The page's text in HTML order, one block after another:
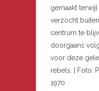
gemaakt
verzocht
centrum te
doorgaans
voor deze
rebels. | Foto:
1970